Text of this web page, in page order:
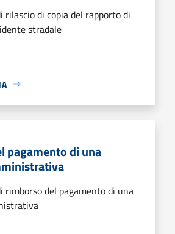
rilascio di copia del rapporto di
stradale
pagamento di una
rimborso del pagamento di una